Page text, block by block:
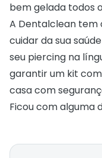
bem gelada todos
A Dentalclean tem
cuidar da sua
seu piercing na
garantir um kit
casa com
Ficou com alguma